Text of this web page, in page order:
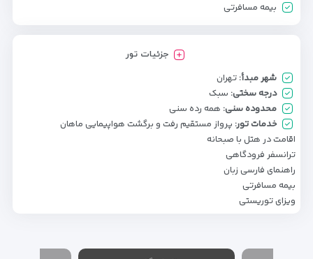
بیمه مسافرتی
جزئیات تور
شهر مبدأ: تهران
درجه سختی: سبک
محدوده سنی: همه رده سنی
خدمات تور: پرواز مستقیم رفت و برگشت هواپیمایی ماهان
اقامت در هتل با صبحانه
ترانسفر فرودگاهی
راهنمای فارسی زبان
بیمه مسافرتی
ویزای توریستی